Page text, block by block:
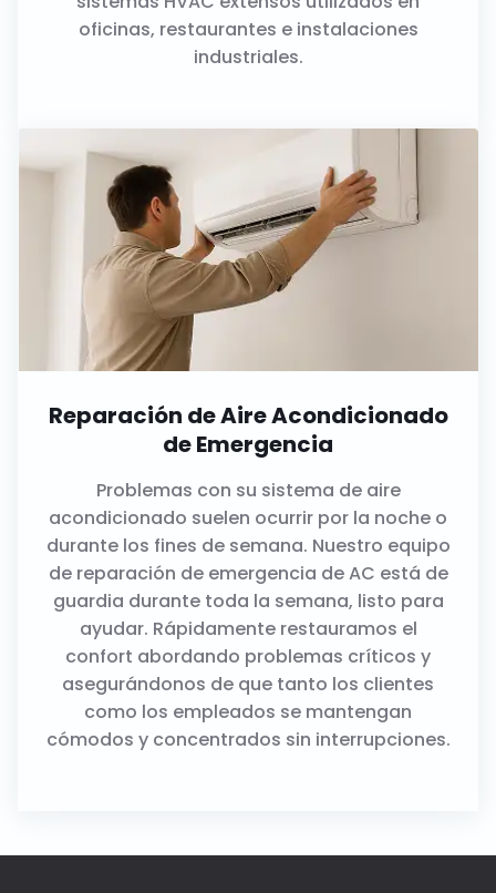
oficinas, restaurantes e instalaciones
industriales.
Reparación de Aire Acondicionado
de Emergencia
Problemas con su sistema de aire
acondicionado suelen ocurrir por la noche o
durante los fines de semana. Nuestro equipo
de reparación de emergencia de AC está de
guardia durante toda la semana, listo para
ayudar. Rápidamente restauramos el
confort abordando problemas críticos y
asegurándonos de que tanto los clientes
como los empleados se mantengan
cómodos y concentrados sin interrupciones.